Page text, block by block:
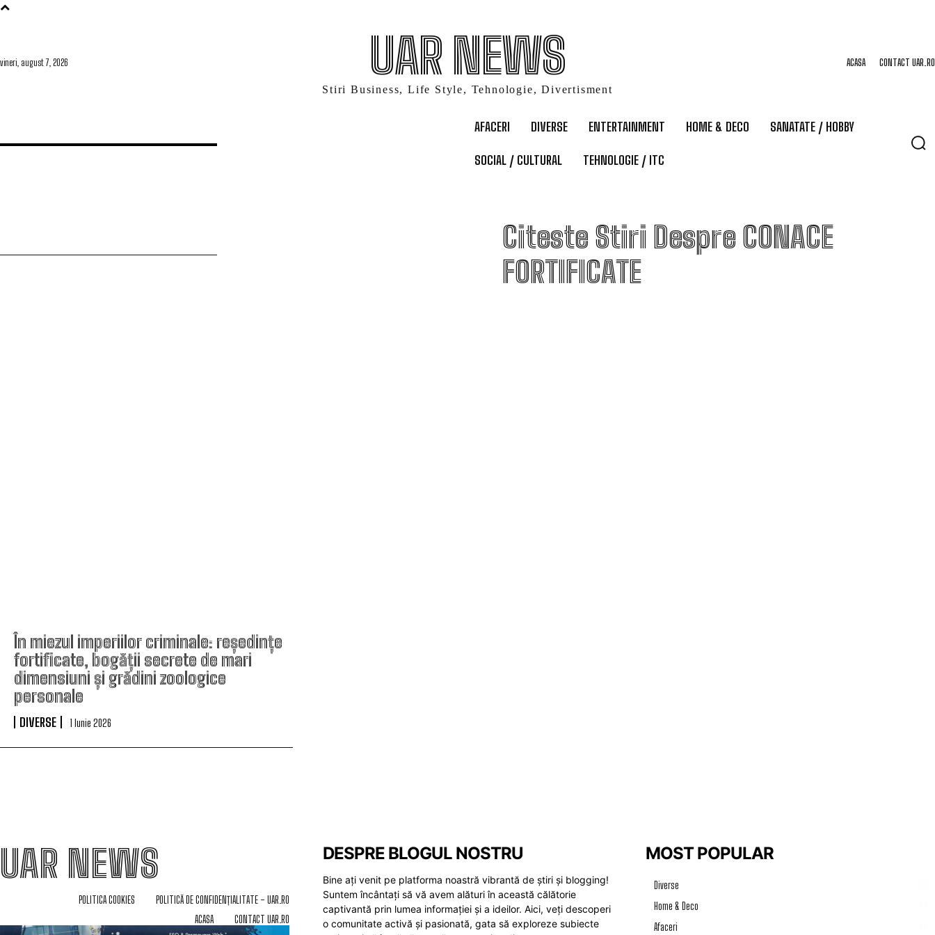
vineri, august 7, 2026 UAR NEWS
Stiri Business, Life Style, Tehnologie, Divertisment
ACASA CONTACT UAR.RO
AFACERI DIVERSE ENTERTAINMENT HOME & DECO SANATATE / HOBBY
SOCIAL / CULTURAL TEHNOLOGIE / ITC
Citeste Stiri Despre CONACE
FORTIFICATE
C
În miezul imperiilor criminale: reședințe
fortificate, bogății secrete de mari
dimensiuni și grădini zoologice
personale
DIVERSE 1 Iunie 2026
UAR NEWS
POLITICA COOKIES
POLITICĂ DE CONFIDENȚIALITATE – UAR.RO
ACASA
CONTACT UAR.RO
DESPRE BLOGUL NOSTRU
Bine ați venit pe platforma noastră vibrantă de știri și blogging!
Suntem încântați să vă avem alături în această călătorie
captivantă prin lumea informației și a ideilor. Aici, veți descoperi
o comunitate activă și pasionată, gata să exploreze subiecte
MOST POPULAR
Diverse
Home & Deco
Afaceri